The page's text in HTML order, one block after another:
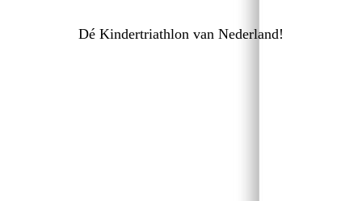
Dé Kindertriathlon van Nederland!